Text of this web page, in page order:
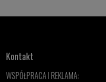
Kontakt
WSPÓŁPRACA I REKLAMA: